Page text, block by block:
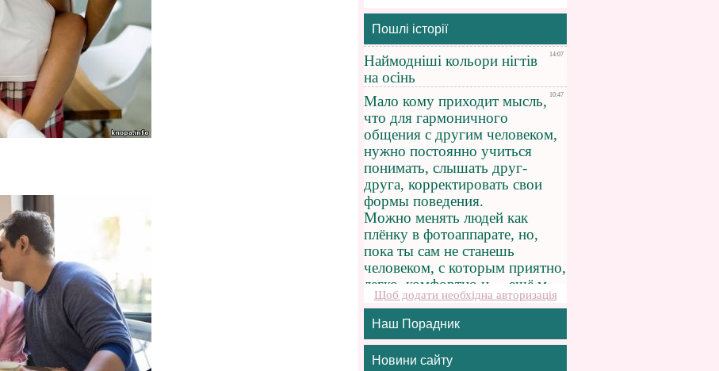
Пошлі історії
Щоб додати необхідна авторизація
Наш Порадник
Новини сайту